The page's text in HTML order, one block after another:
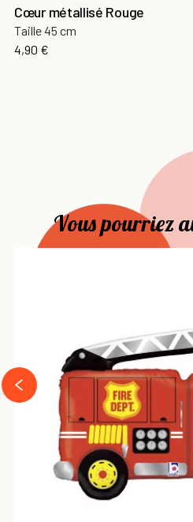
Cœur métallisé Rouge
Taille 45 cm
Prix
4,90 €
Vous pourriez
‹